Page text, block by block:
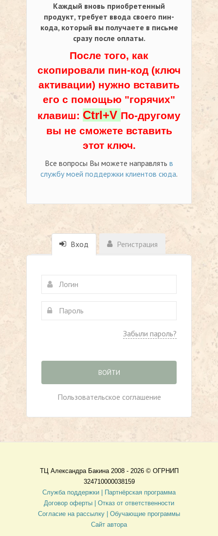
Каждый вновь приобретенный
продукт, требует ввода своего пин-
кода, который вы получаете в письме
сразу после оплаты.
После того, как
скопировали пин-код (ключ
активации) нужно вставить
его с помощью "горячих"
клавиш: Ctrl+V По-другому
вы не сможете вставить
этот ключ.
Все вопросы Вы можете направлять в
службу моей поддержки клиентов сюда.
Вход Регистрация
Забыли пароль?
ВОЙТИ
Пользовательское соглашение
ТЦ Александра Бакина 2008 - 2026 © ОГРНИП
324710000038159
Служба поддержки |
Партнёрская программа
Договор оферты
| Отказ от ответственности
Согласие на рассылку | Обучающие программы
Сайт автора